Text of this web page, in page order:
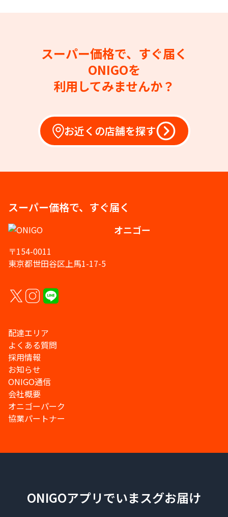
スーパー価格で、すぐ届く
ONIGOを
利用してみませんか？
お近くの店舗を探す
スーパー価格で、すぐ届く
オニゴー
〒154-0011
東京都世田谷区上馬1-17-5
配達エリア
よくある質問
採用情報
お知らせ
ONIGO通信
会社概要
オニゴーパーク
協業パートナー
ONIGOアプリでいまスグお届け